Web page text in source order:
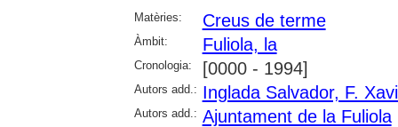
Matèries: Creus de terme
Àmbit: Fuliola, la
Cronologia: [0000 - 1994]
Autors add.: Inglada Salvador, F.
Autors add.: Ajuntament de la Fuliola